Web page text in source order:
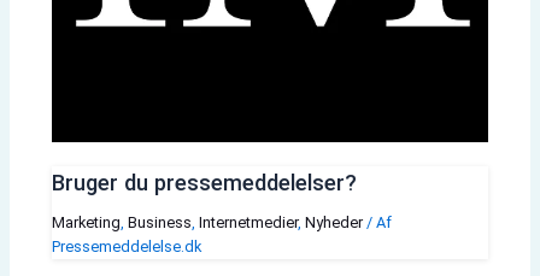
Bruger du pressemeddelelser?
Marketing, Business, Internetmedier, Nyheder/ Af
Pressemeddelelse.dk